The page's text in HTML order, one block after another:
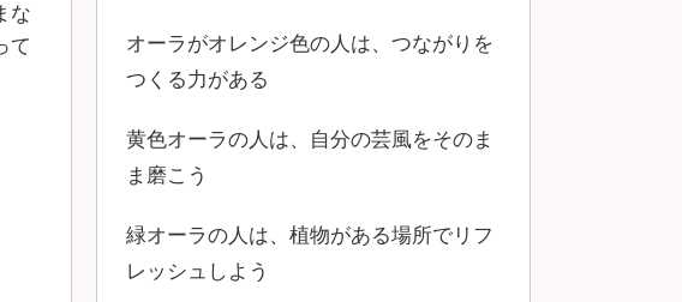
な
て
オーラがオレンジ色の人は、つながりを
つくる力がある
黄色オーラの人は、自分の芸風をそのま
ま磨こう
緑オーラの人は、植物がある場所でリフ
レッシュしよう